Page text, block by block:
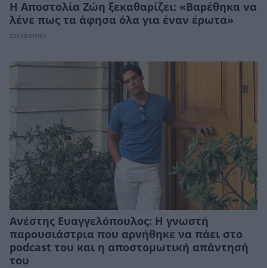
Η Αποστολία Ζώη ξεκαθαρίζει: «Βαρέθηκα να
λένε πως τα άφησα όλα για έναν έρωτα»
CELEBRITIES
Ανέστης Ευαγγελόπουλος: Η γνωστή
παρουσιάστρια που αρνήθηκε να πάει στο
podcast του και η αποστομωτική απάντησή
του